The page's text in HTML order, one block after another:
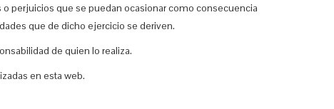
perjuicios que se puedan ocasionar como consecuencia
que de dicho ejercicio se deriven.
de quien lo realiza.
en esta web.